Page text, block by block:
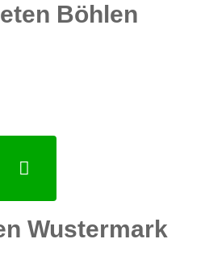
Böhlen
Wustermark